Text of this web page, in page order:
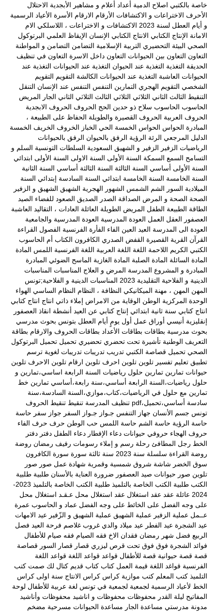
خاصة بالكتبي اصلاح الدمية أعداد أعلام و مشاهير الأبجدية الاحتلال
الأحرف الاختراعات و الاكتشافات الأرقام الارقام الأسرة الأعياد الرسمية
و أيام العطل لسنة 2023
الاكتشافات و الاختراعات ، اللاسلكي الام
الامانة الإنتاج الكتابي الانتاج الكتابي الإنسان الإيقاظ العلمي البرتوكول
الصحي البيئة التحضيري التربية الإسلامية التضامن التضامن و المواطنة
التعاون التعاون بين الحيوانات التعاون داخل الاسرة التعاون في تنظيف
الحديقة التغذية التغذية عند الحيوان التغذية عند الحيوانات التغذية عند
الحيوانات العاشبة التغذية عند الحيوانات الكالشة التقويم التقويم
الشخصي التقويم الهجري التمارين التنفس التنفس عند الإنسان التنقل
التنقيط الثالث الثاني الثلاثي الثلاثي الثالث الثلاثي الثاني الجار المريض
الحاسوب الحاسوب سلاح ذو حدين الحج الحروف الحروف الابجدية
الحروف العربية الحروف القصيرة والطويلة الحفاظ على الطبيعة ،
المبادرة الحواس الحواس الخمسة الحي الخباز الخروف الخريف الخمسة
الدليل المرجعي الرئة الرؤية الرفق بالحيوان الرفق بالحيوانات
الرياضيات الزفير الزفير و الشهيق السعودية السلطات التونسية السلم و
التسامح السمع السمكة السنة الأولى السنة الاولى السنة الأولى ابتدائي
السنة الأولى أساسي السنة الثالثة السنة الثالثة أساسي السنة الثانية
السنة الخامسة السنة الخامسة ابتدائي السنة السادسة إبتدائي السنة
الميلادية السور الشم الشمس الشهور الهجرية الشهيق الشهيق و الزفير
الصحة الصحة و المرض الصداقة الصدر الصديق الصعود للفضاء الصيد
الطاقة الطبيعة الطفل المريض الطويلة العائلة العادات ، التقاليد العاشبة
العصفور العقل العمل العودة المدرسية العودة المدرسية والجامعية
العودة الى المدرسة العيد العين الفاء الفأرة الفرنسية الفصول القراءة
القرآن القرية القصيرة القفض الصدري الكافرون الكتاب أم الحاسوب
الكتبي الكريم اللاحمة اللغة اللغة العربية اللغة الفرنسية اللمس المادة
المادة السائلة المادة الصلبة المادة الغازية الماسح الضوئي المبادرة
المبادرة و المشروع المدرسة المرض و العلاج المناسبات المناسبات
الدينية و الفلاحية التقليدية 2023
المناسبات الدينية و الفلاحية;تونس
المهن المهن ، مهنة الميكانيكي النظافة ، النظام النظام الساسي الهواء
الوحدة المركزية الوطن الوقاية من الامراض إملاء ذاتي انتاج انتاج كتابي
انتاج كتابي سنة ثانية ابتدائي إنتاج كتابي عن العيد أنشطة انقاذ العصفور
إنقليزية أنيسي أوراق عمل أول يومٍ أيام العطل بتونس بحوث مدرسي
بحوث مدرسية بطاقات بطاقات الأعداد بطاقات الحروف والارقام بطاقة
التعريف الوطنية تأشيرة تحت تحضري تحضيري تحميل تحميل البرتوكول
الصحي تحميل قصاصة الكتبي تدريب تدريبات تدريبات لغوية ترسم
تطبيق تعليم تفسير تلوين تلوين احرف تلوين ارقام تلوين الاحرف تلوين
حيوانات تمارين تمارين حلول رياضيات السنة الرابعة اساسي،تمارين و
حلول رياضيات،السنة الرابعة أساسي،سنة رابعة،أساسي تمارين خط
تمارين مع حلول في الرياضيات،كتاب،موازي،السنة السادسة،سنة
سادسة أساسي،تحميل،pdf
تنظيف المدرسة تنقيط تنقيط الحروف
تونس جسم الأنسان جهاز التنفس جـواز جـواز السفر جواز سفر حاسة
حاسة الرؤية حاسة الشم حاسة اللمس حب الوطن حرف حرف الفاء
حروف الهجاء حروفي حيوانات دعاء الإفطار دعاء الطفل دفتر دفتر
الخط رجل المطافئ رحلة رسم و إملاء رسومات رفيف رمضان روضة
روضة القراءة سلسلة سنة 2023 سنة ثالثة سورة سورة الكافرون
سوق الخضر شاشة شروق شمسية وقمرية شهادة عمل صور صور
تلوين صور حيوانات صيد العصفور ضرورة العناية بالأسنان طلبية طلبية
الكتب طلبية الكتب الخاصة بالتلميذ
طلبية الكتب الخاصة بالتلميذ 2023-
2024 عائلة عقد عقد استغلال عقد استغلال محل عـقـد استغلال محل
على وجه الفضل على الخائط على وجه الفضل عماد و الحاسوب عمرة
عــمل عملية الزفير عملية الشهيق عملية الشهيق و الزّفير عيد الامهات
عيد الشجرة عيد الفطر عيد ميلاد والدي غروب غلاصم فرحة العيد فصل
الربيع فضل شهر رمضان فقدان الاخ فقه الصيام فقه صيام للأطفال
فوائد الشجرة فوق فوق تحت قرص ليزري قصار قصار السور قصاصة
قصة قصة حيوانية قصة للأطفال قواعد قواعد اللغة قواعد اللغة
الفرنسية قواغد اللغة قيمة العمل كتاب كتاب قديم كتال لك صمت كتب
التلميذ كتب المعلم كتب موازية كراس كراس الانتاج سنة اولى كراس
الخط لأعياد الرسمية لجمعية لجمعية في تونس لغة عربية للأطفال لوحة
المفاتيح ليلة القدر محفوظات محفوظات و اناشيد محفوظات وأناشيد
مدونة مدرستي مساعدة الجار مساعدة الحيوانات مسرحية مضخم